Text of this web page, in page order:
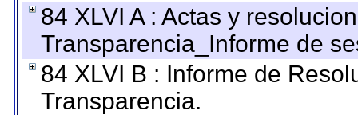
84 XLVI A : Actas y
Transparencia_Informe de
84 XLVI B : Informe de
Transparencia.